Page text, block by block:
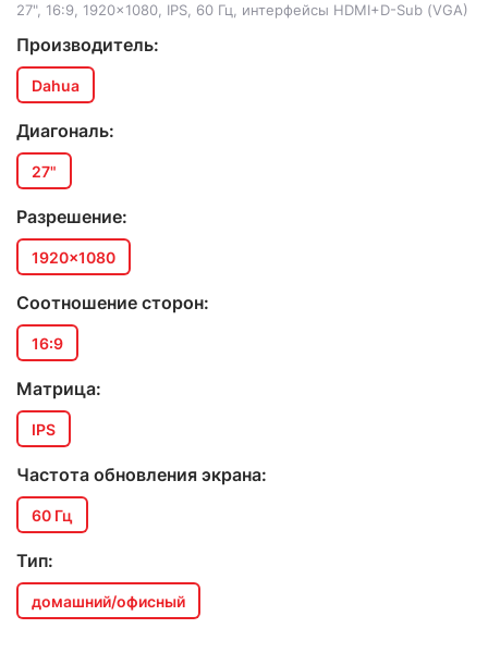
27", 16:9, 1920x1080, IPS, 60 Гц, интерфейсы HDMI+D-Sub (VGA)
Производитель:
Dahua
Диагональ:
27"
Разрешение:
1920x1080
Соотношение сторон:
16:9
Матрица:
IPS
Частота обновления экрана:
60 Гц
Тип:
домашний/офисный